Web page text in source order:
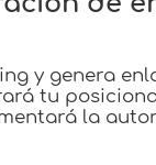
y genera
tu
la